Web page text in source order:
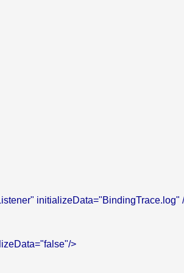
initializeData="BindingTrace.log"
>